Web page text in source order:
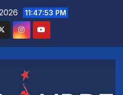
11:47:54 PM